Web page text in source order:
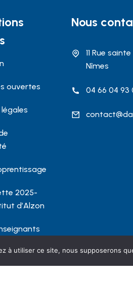
ouvertes
2025-
d’Alzon
Nous
11 Rue
Nîmes
04 66 04 93
à utiliser ce site, nous supposerons